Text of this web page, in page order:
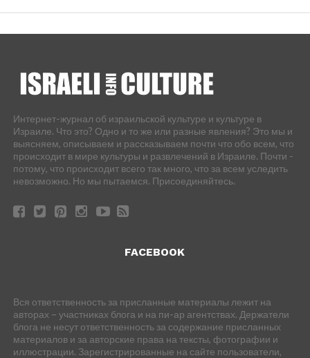
Интернет-журнал об израильской культуре и культуре в
Израиле. Что это? Одно и то же или разные явления? Это мы и
выясняем, описываем и рассказываем почти что обо всем, что
происходит в мире культуры и развлечений в Израиле. Почти -
потому, что происходит всего так много, что за всем уследить
невозможно. Но мы пытаемся. Присоединяйтесь.
FACEBOOK
Вся ответственность за присланные материалы лежит на
авторах – участниках блога и на пи-ар агентствах. Держатели
блога не несут ответственность за содержание присланных
материалов и за авторские права на тексты, фотографии и
иллюстрации. Зарегистрированные на сайте пользователи,